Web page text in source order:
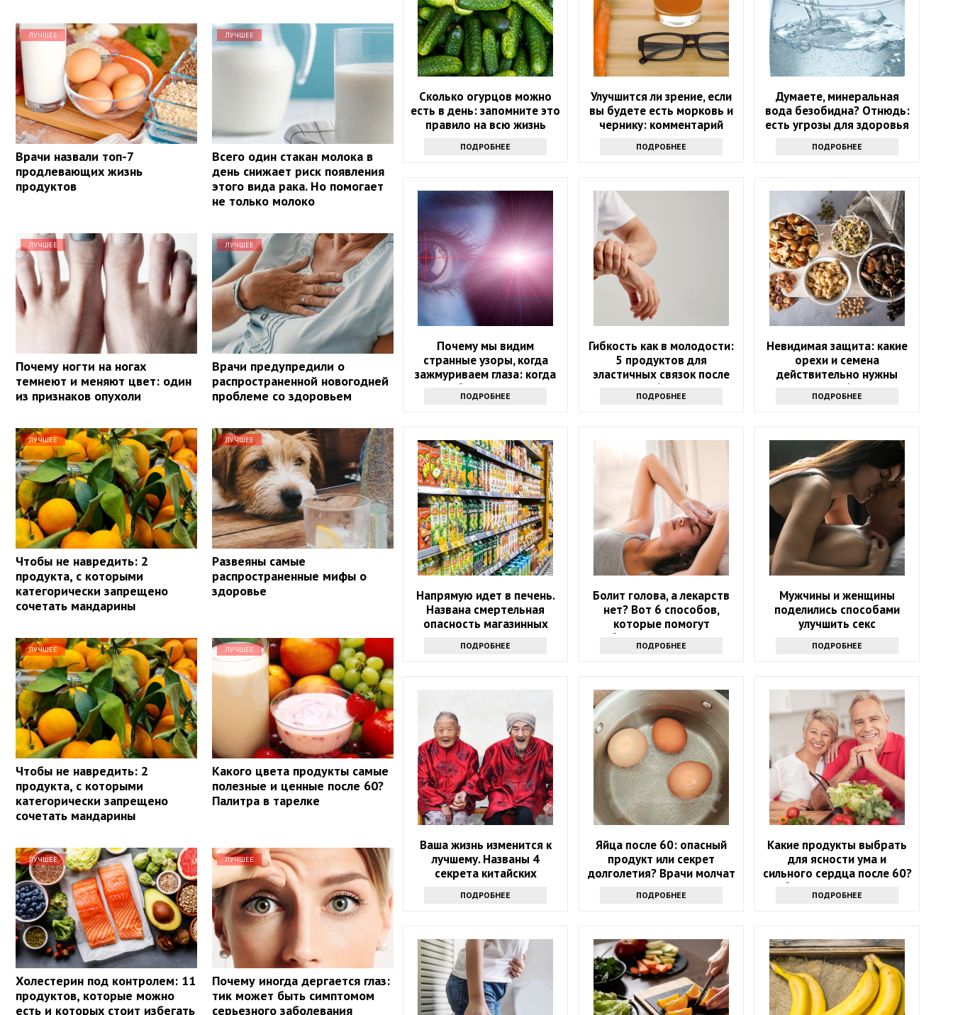
ЛУЧШЕЕ
Врачи назвали топ-7
продлевающих жизнь
продуктов
ЛУЧШЕЕ
Всего один стакан молока в
день снижает риск появления
этого вида рака. Но помогает
не только молоко
ЛУЧШЕЕ
Почему ногти на ногах
темнеют и меняют цвет: один
из признаков опухоли
ЛУЧШЕЕ
Врачи предупредили о
распространенной новогодней
проблеме со здоровьем
ЛУЧШЕЕ
Чтобы не навредить: 2
продукта, с которыми
категорически запрещено
сочетать мандарины
ЛУЧШЕЕ
Развеяны самые
распространенные мифы о
здоровье
ЛУЧШЕЕ
Чтобы не навредить: 2
продукта, с которыми
категорически запрещено
сочетать мандарины
ЛУЧШЕЕ
Какого цвета продукты самые
полезные и ценные после 60?
Палитра в тарелке
ЛУЧШЕЕ
Холестерин под контролем: 11
продуктов, которые можно
есть и которых стоит избегать
ЛУЧШЕЕ
Почему иногда дергается глаз:
тик может быть симптомом
серьезного заболевания
Сколько огурцов можно
есть в день: запомните это
правило на всю жизнь
ПОДРОБНЕЕ
Улучшится ли зрение, если
вы будете есть морковь и
чернику: комментарий
ПОДРОБНЕЕ
Думаете, минеральная
вода безобидна? Отнюдь:
есть угрозы для здоровья
ПОДРОБНЕЕ
Почему мы видим
странные узоры, когда
зажмуриваем глаза: когда
стоит обратиться к врачу
ПОДРОБНЕЕ
Гибкость как в молодости:
5 продуктов для
эластичных связок после
60
ПОДРОБНЕЕ
Невидимая защита: какие
орехи и семена
действительно нужны
после 60?
ПОДРОБНЕЕ
Напрямую идет в печень.
Названа смертельная
опасность магазинных
ПОДРОБНЕЕ
Болит голова, а лекарств
нет? Вот 6 способов,
которые помогут
избавиться от напасти
ПОДРОБНЕЕ
Мужчины и женщины
поделились способами
улучшить секс
ПОДРОБНЕЕ
Ваша жизнь изменится к
лучшему. Названы 4
секрета китайских
долгожителей
ПОДРОБНЕЕ
Яйца после 60: опасный
продукт или секрет
долголетия? Врачи молчат
ПОДРОБНЕЕ
Какие продукты выбрать
для ясности ума и
сильного сердца после 60?
Обратите внимание на
этот список
ПОДРОБНЕЕ